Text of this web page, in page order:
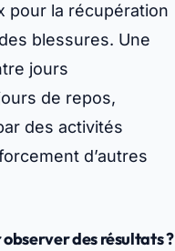
pour la récupération
blessures. Une
jours
de repos,
des activités
d’autres
des résultats ?